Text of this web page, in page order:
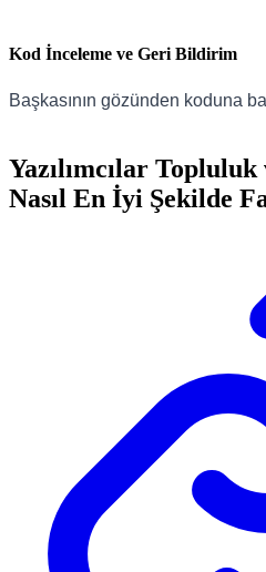
Kod İnceleme ve Geri Bildirim
Başkasının gözünden koduna
Yazılımcılar
Nasıl En İyi Şekilde